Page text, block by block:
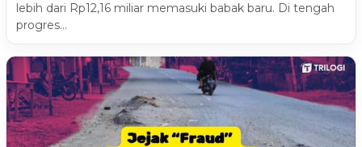
lebih dari Rp12,16 miliar memasuki babak baru. Di tengah
progres…